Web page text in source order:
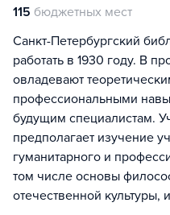
115 бюджетных мест
Санкт-Петербургский
работать в 1930 году. В
овладевают
профессиональными
будущим специалистам.
предполагает изучение
гуманитарного и
том числе основы
отечественной культуры,